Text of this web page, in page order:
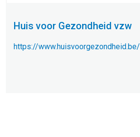
Huis voor Gezondheid vzw
https://www.huisvoorgezondheid.be/